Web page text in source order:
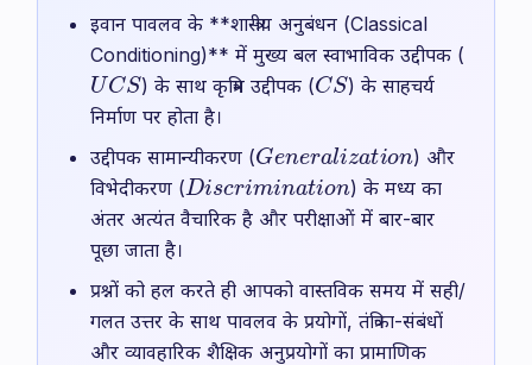
इवान पावलव के **शास्त्रीय अनुबंधन (Classical
Conditioning)** में मुख्य बल स्वाभाविक उद्दीपक (
UCS
) के साथ कृत्रिम उद्दीपक (
CS
) के साहचर्य
निर्माण पर होता है।
उद्दीपक सामान्यीकरण (
) और
विभेदीकरण (
Disc rimination
) के मध्य का
अंतर अत्यंत वैचारिक है और परीक्षाओं में बार-बार
पूछा जाता है।
प्रश्नों को हल करते ही आपको वास्तविक समय में सही/
गलत उत्तर के साथ पावलव के प्रयोगों, तंत्रिका-संबंधों
और व्यावहारिक शैक्षिक अनुप्रयोगों का प्रामाणिक